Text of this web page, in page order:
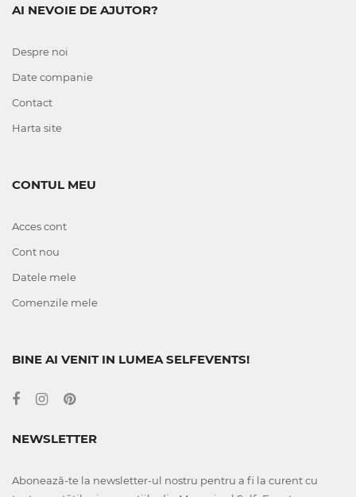
AI NEVOIE DE AJUTOR?
Despre noi
Date companie
Contact
Harta site
CONTUL MEU
Acces cont
Cont nou
Datele mele
Comenzile mele
BINE AI VENIT IN LUMEA SELFEVENTS!
NEWSLETTER
Abonează-te la newsletter-ul nostru pentru a fi la curent cu